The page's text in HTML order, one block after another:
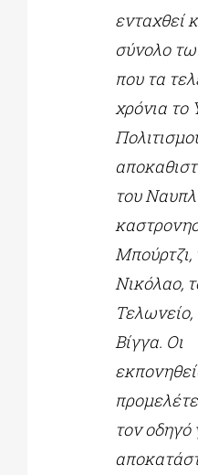
ενταχθεί
σύνολο
που τα
χρόνια το
του
Μπούρτζι,
Νικόλαο,
Τελωνείο,
Βίγγα. Οι
τον οδηγό